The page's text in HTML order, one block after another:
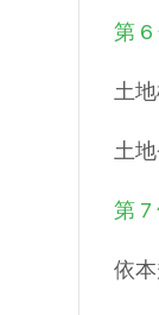
第 6
土
土
第 7
依